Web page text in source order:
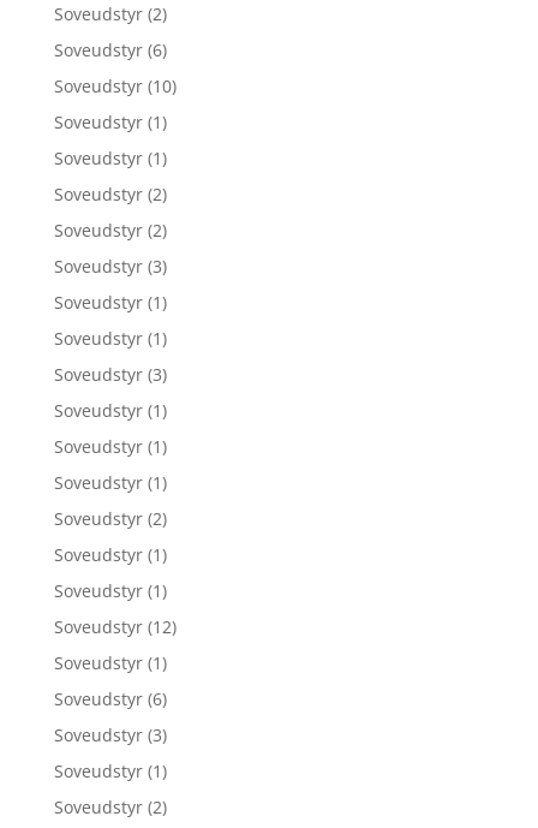
Soveudstyr (2)
Soveudstyr (6)
Soveudstyr (10)
Soveudstyr (1)
Soveudstyr (1)
Soveudstyr (2)
Soveudstyr (2)
Soveudstyr (3)
Soveudstyr (1)
Soveudstyr (1)
Soveudstyr (3)
Soveudstyr (1)
Soveudstyr (1)
Soveudstyr (1)
Soveudstyr (2)
Soveudstyr (1)
Soveudstyr (1)
Soveudstyr (12)
Soveudstyr (1)
Soveudstyr (6)
Soveudstyr (3)
Soveudstyr (1)
Soveudstyr (2)